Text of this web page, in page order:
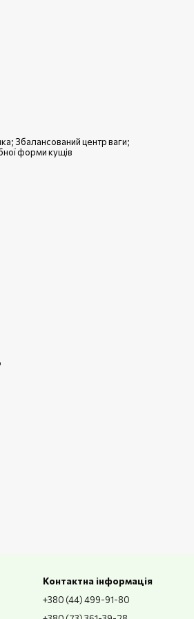
Збалансований центр ваги;
форми кущів
Контактна інформація
+380 (44) 499-91-80